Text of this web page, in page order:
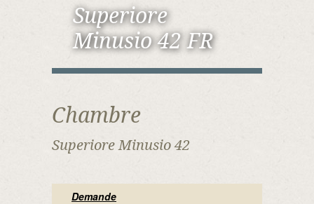
Superiore
Minusio 42 FR
Chambre
Superiore Minusio 42
Demande